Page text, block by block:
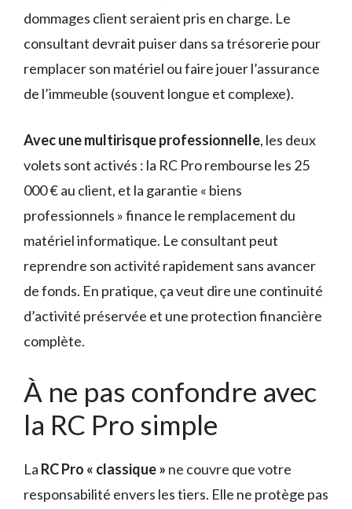
dommages client seraient pris en charge. Le
consultant devrait puiser dans sa trésorerie pour
remplacer son matériel ou faire jouer l’assurance
de l’immeuble (souvent longue et complexe).
Avec une multirisque professionnelle, les deux
volets sont activés : la RC Pro rembourse les 25
000 € au client, et la garantie « biens
professionnels » finance le remplacement du
matériel informatique. Le consultant peut
reprendre son activité rapidement sans avancer
de fonds. En pratique, ça veut dire une continuité
d’activité préservée et une protection financière
complète.
À ne pas confondre avec
la RC Pro simple
La RC Pro « classique » ne couvre que votre
responsabilité envers les tiers. Elle ne protège pas